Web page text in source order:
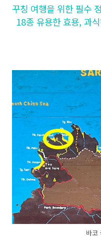
꾸칭 여행을 위한 필수
18종 유용한 효용, 과
바코